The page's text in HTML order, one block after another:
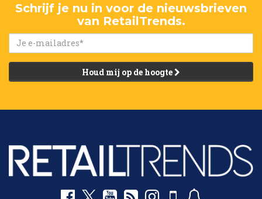
Schrijf je nu in voor de nieuwsbrieven
van RetailTrends.
Houd mij op de hoogte